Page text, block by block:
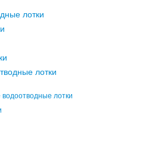
лотки
лотки
лотки